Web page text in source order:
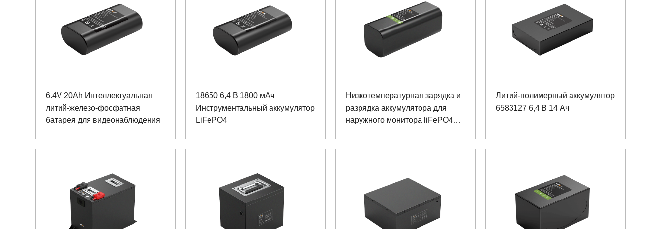
6.4V 20Ah Интеллектуальная
литий-железо-фосфатная
батарея для видеонаблюдения
18650 6,4 В 1800 мАч
Инструментальный аккумулятор
LiFePO4
Низкотемпературная зарядка и
разрядка аккумулятора для
наружного монитора liFePO4
Литий-полимерный аккумулятор
6583127 6,4 В 14 Ач